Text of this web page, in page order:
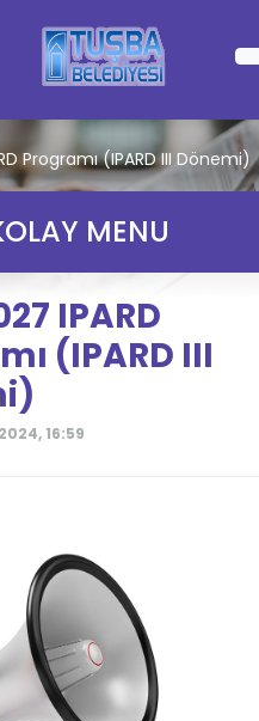
Programı (IPARD III Dönemi)
MENU
IPARD
(IPARD III
16:59